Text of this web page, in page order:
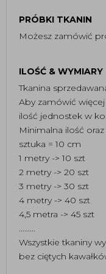
PRÓBKI TKANIN
Możesz zamówić
ILOŚĆ & WYMIARY
Tkanina
Aby zamówić
ilość jednostek w
Minimalna ilość
sztuka = 10 cm
1 metry -> 10 szt
2 metry -> 20 szt
3 metry -> 30 szt
4 metry -> 40 szt
4,5 metra -> 45 szt
.........
Wszystkie tkaniny
bez ciętych